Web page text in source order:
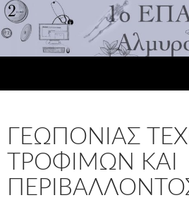
ΓΕΩΠΟΝΙΑΣ
ΤΡΟΦΙΜΩΝ ΚΑΙ